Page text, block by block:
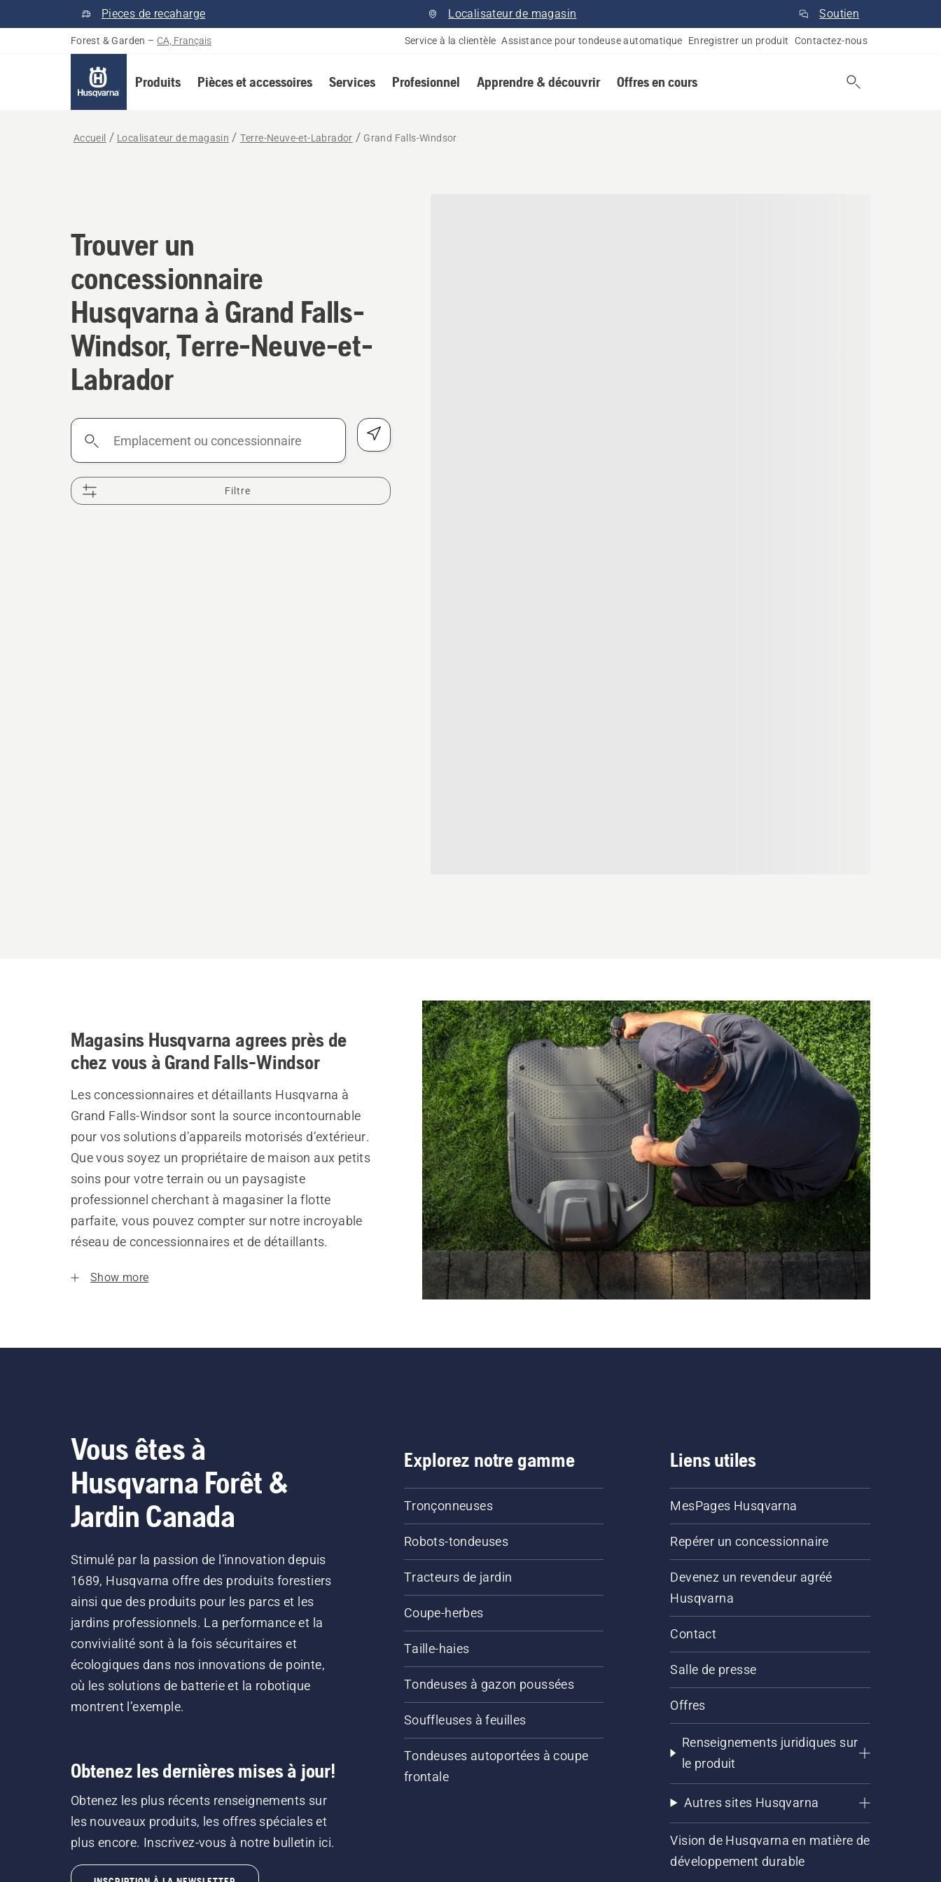
Pieces de recaharge Localisateur de magasin Soutien
Forest & Garden – CA, Français Service à la clientèle Assistance pour tondeuse automatique Enregistrer un produit Contactez-nous
Produits Pièces et accessoires Services Profesionnel Apprendre & découvrir Offres en cours
Accueil Localisateur de magasin Terre-Neuve-et-Labrador Grand Falls-Windsor
Trouver un concessionnaire Husqvarna à Grand Falls-Windsor, Terre-
Trouver un
concessionnaire
Husqvarna à Grand Falls-
Windsor, Terre-Neuve-et-
Labrador
Emplacement
Filtre
Magasins Husqvarna agrees près de
chez vous à Grand Falls-Windsor
Les concessionnaires et détaillants Husqvarna à
Grand Falls-Windsor sont la source incontournable
pour vos solutions d’appareils motorisés d’extérieur.
Que vous soyez un propriétaire de maison aux petits
soins pour votre terrain ou un paysagiste
professionnel cherchant à magasiner la flotte
parfaite, vous pouvez compter sur notre incroyable
réseau de concessionnaires et de détaillants.
Show more
Vous êtes à
Husqvarna Forêt &
Jardin Canada
Stimulé par la passion de l’innovation depuis
1689, Husqvarna offre des produits forestiers
ainsi que des produits pour les parcs et les
jardins professionnels. La performance et la
convivialité sont à la fois sécuritaires et
écologiques dans nos innovations de pointe,
où les solutions de batterie et la robotique
montrent l’exemple.
Obtenez les dernières mises à jour!
Obtenez les plus récents renseignements sur
les nouveaux produits, les offres spéciales et
plus encore. Inscrivez-vous à notre bulletin ici.
Explorez notre gamme
Tronçonneuses
Robots-tondeuses
Tracteurs de jardin
Coupe-herbes
Taille-haies
Tondeuses à gazon poussées
Souffleuses à feuilles
Tondeuses autoportées à coupe
frontale
Liens utiles
MesPages Husqvarna
Repérer un concessionnaire
Devenez un revendeur agréé
Husqvarna
Contact
Salle de presse
Offres
Renseignements juridiques sur
le produit
Autres sites Husqvarna
Vision de Husqvarna en matière de
développement durable